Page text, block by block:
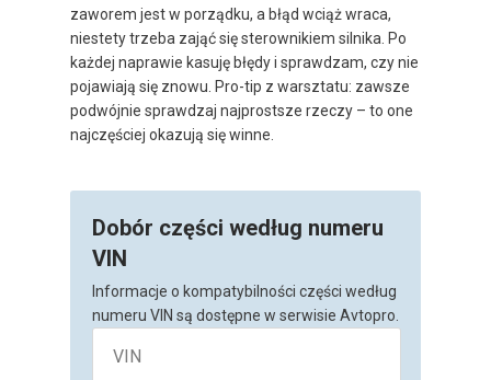
zaworem jest w porządku, a błąd wciąż wraca,
niestety trzeba zająć się sterownikiem silnika. Po
każdej naprawie kasuję błędy i sprawdzam, czy nie
pojawiają się znowu. Pro-tip z warsztatu: zawsze
podwójnie sprawdzaj najprostsze rzeczy – to one
najczęściej okazują się winne.
Dobór części według numeru
VIN
Informacje o kompatybilności części według
numeru VIN są dostępne w serwisie Avtopro.